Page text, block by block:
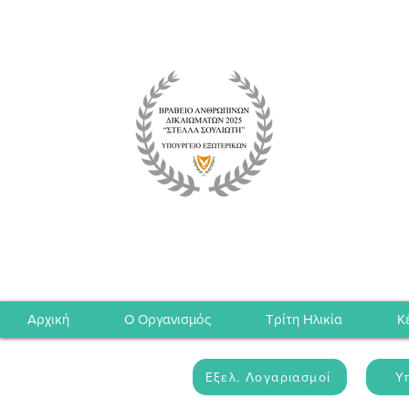
Αρχική Ο Οργανισμός Τρίτη Ηλικία
Εξελ. Λογαριασμοί